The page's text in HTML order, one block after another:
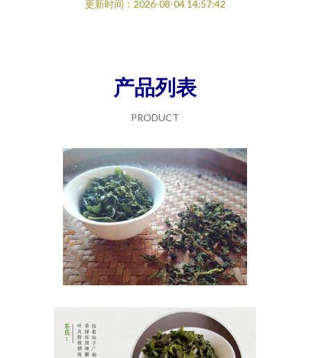
更新时间：2026-08-04 14:57:42
产品列表
PRODUCT